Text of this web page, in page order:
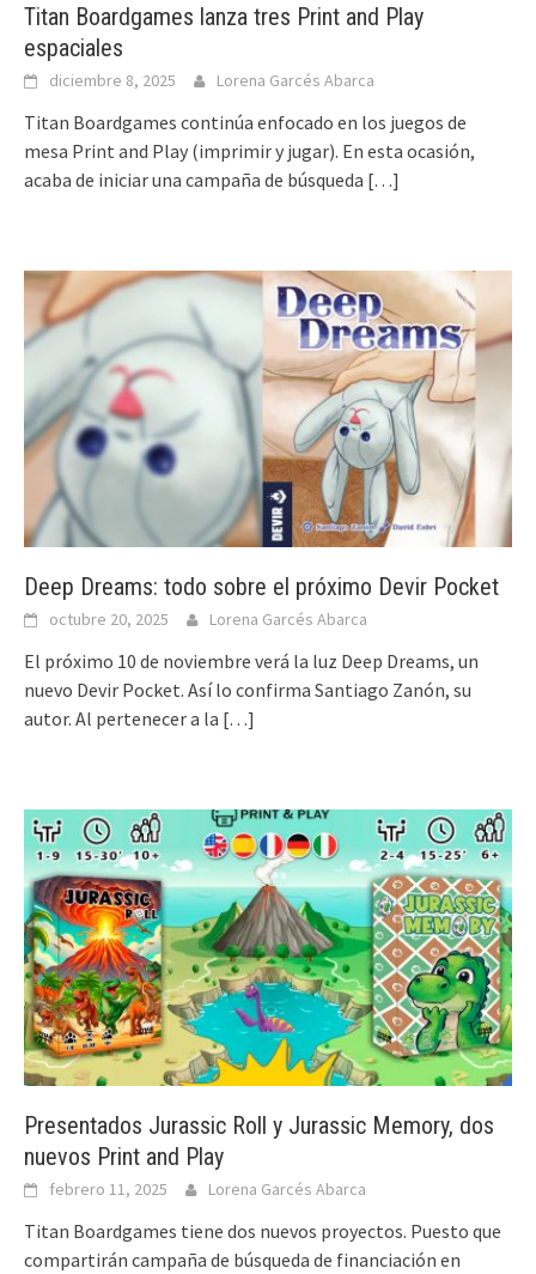
Titan Boardgames lanza tres Print and Play
espaciales
diciembre 8, 2025 Lorena Garcés Abarca
Titan Boardgames continúa enfocado en los juegos de
mesa Print and Play (imprimir y jugar). En esta ocasión,
acaba de iniciar una campaña de búsqueda […]
Deep Dreams: todo sobre el próximo Devir Pocket
octubre 20, 2025 Lorena Garcés Abarca
El próximo 10 de noviembre verá la luz Deep Dreams, un
nuevo Devir Pocket. Así lo confirma Santiago Zanón, su
autor. Al pertenecer a la […]
Presentados Jurassic Roll y Jurassic Memory, dos
nuevos Print and Play
febrero 11, 2025 Lorena Garcés Abarca
Titan Boardgames tiene dos nuevos proyectos. Puesto que
compartirán campaña de búsqueda de financiación en